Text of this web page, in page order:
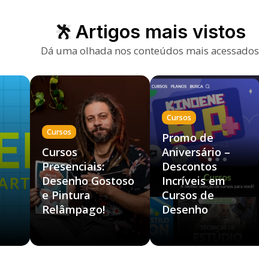
Artigos mais vistos
Dá uma olhada nos conteúdos mais acessados
Cursos
Cursos
Presenciais:
Desenho Gostoso
e Pintura
Relâmpago!
Cursos
Promo de
Aniversário –
Descontos
Incríveis em
Cursos de
Desenho